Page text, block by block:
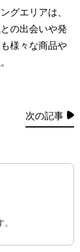
グエリアは、
の出会いや発
様々な商品や
次の記事